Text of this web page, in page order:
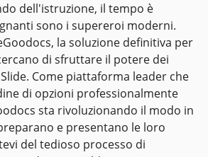
dell'istruzione, il tempo è
sono i supereroi moderni.
la soluzione definitiva per
di sfruttare il potere dei
Come piattaforma leader che
di opzioni professionalmente
sta rivoluzionando il modo in
e presentano le loro
del tedioso processo di